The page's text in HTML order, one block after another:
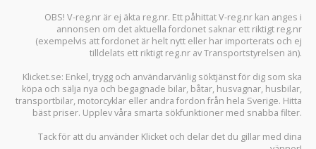
OBS! V-reg.nr är ej äkta reg.nr. Ett påhittat V-reg.nr kan anges i
annonsen om det aktuella fordonet saknar ett riktigt reg.nr
(exempelvis att fordonet är helt nytt eller har importerats och ej
tilldelats ett riktigt reg.nr av Transportstyrelsen än).
Klicket.se: Enkel, trygg och användarvänlig söktjänst för dig som ska
köpa och sälja nya och begagnade bilar, båtar, husvagnar, husbilar,
transportbilar, motorcyklar eller andra fordon från hela Sverige. Hitta
bäst priser. Upplev våra smarta sökfunktioner med snabba filter.
Tack för att du använder Klicket och delar det du gillar med dina